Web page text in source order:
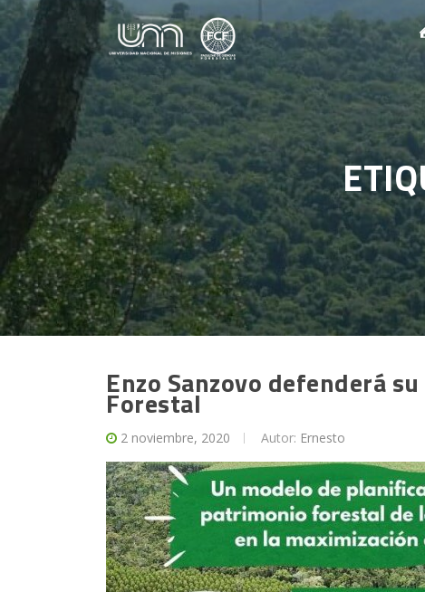
Saltar al contenido
Enzo Sanzovo defenderá
Forestal
2 noviembre, 2020 Autor: Ernesto